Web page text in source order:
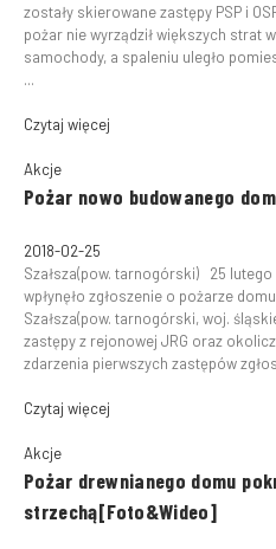
zostały skierowane zastępy PSP i
pożar nie wyrządził większych strat
samochody, a spaleniu uległo
...
Czytaj więcej
Akcje
Pożar nowo budowanego
2018-02-25
Szałsza(pow. tarnogórski) 25
wpłynęło zgłoszenie o pożarze
Szałsza(pow. tarnogórski, woj.
zastępy z rejonowej JRG oraz
zdarzenia pierwszych zastępów
Czytaj więcej
Akcje
Pożar drewnianego domu
strzechą[Foto&Wideo]